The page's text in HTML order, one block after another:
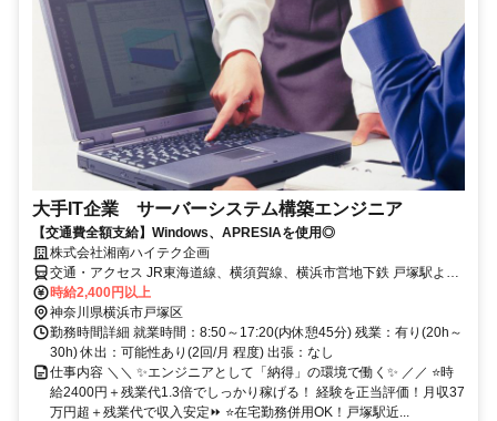
大手IT企業 サーバーシステム構築エンジニア
【交通費全額支給】Windows、APRESIAを使用◎
株式会社湘南ハイテク企画
交通・アクセス JR東海道線、横須賀線、横浜市営地下鉄 戸塚駅より
徒歩約10分
時給2,400円以上
神奈川県横浜市戸塚区
勤務時間詳細 就業時間：8:50～17:20(内休憩45分) 残業：有り(20h～
30h) 休出：可能性あり(2回/月 程度) 出張：なし
仕事内容 ＼＼ ✨エンジニアとして「納得」の環境で働く✨ ／／ ⭐時
給2400円＋残業代1.3倍でしっかり稼げる！ 経験を正当評価！月収37
万円超＋残業代で収入安定⏩ ⭐在宅勤務併用OK！戸塚駅近...